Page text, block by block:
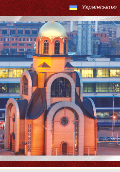
Українською